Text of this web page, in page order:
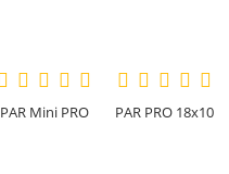
PAR Mini PRO PAR PRO 18x10